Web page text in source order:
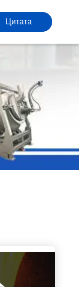
Цитата